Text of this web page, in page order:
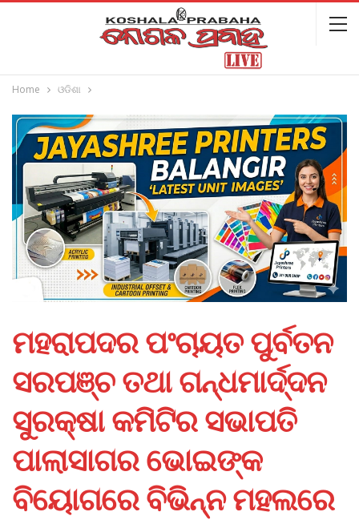
Home ଓଡିଶା
ମହରାପଦର ପଂଚାୟତ ପୁର୍ବତନ
ସରପଞ୍ଚ ତଥା ଗନ୍ଧମାର୍ଦ୍ଦନ
ସୁରକ୍ଷା କମିଟିର ସଭାପତି
ପାଲାସାଗର ଭୋଇଙ୍କ
ବିୟୋଗରେ ବିଭିନ୍ନ ମହଲରେ